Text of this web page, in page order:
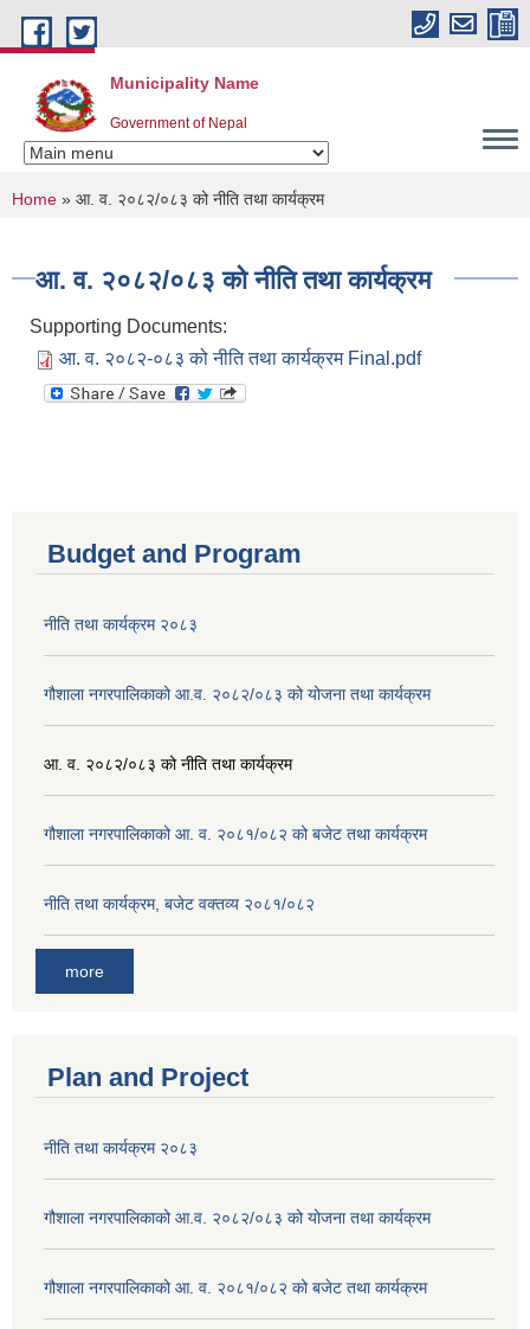
Skip to main content
Municipality Name
Government of Nepal
You are here
Home » आ. व. २०८२/०८३ को नीति तथा कार्यक्रम
आ. व. २०८२/०८३ को नीति तथा कार्यक्रम
Supporting Documents:
आ. व. २०८२-०८३ को नीति तथा कार्यक्रम Final.pdf
Budget and Program
नीति तथा कार्यक्रम २०८३
गौशाला नगरपालिकाको आ.व. २०८२/०८३ को योजना तथा कार्यक्रम
आ. व. २०८२/०८३ को नीति तथा कार्यक्रम
गौशाला नगरपालिकाको आ. व. २०८१/०८२ को बजेट तथा कार्यक्रम
नीति तथा कार्यक्रम, बजेट वक्तव्य २०८१/०८२
more
Plan and Project
नीति तथा कार्यक्रम २०८३
गौशाला नगरपालिकाको आ.व. २०८२/०८३ को योजना तथा कार्यक्रम
गौशाला नगरपालिकाको आ. व. २०८१/०८२ को बजेट तथा कार्यक्रम